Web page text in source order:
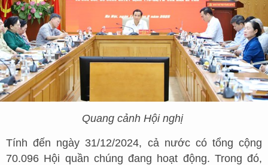
Quang cảnh Hội nghị
Tính đến ngày 31/12/2024, cả nước có tổng cộng
70.096 Hội quần chúng đang hoạt động. Trong đó,